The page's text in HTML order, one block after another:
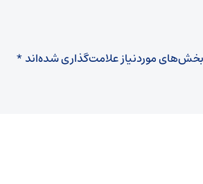
بخش‌های موردنیاز علامت‌گذاری شده‌اند*